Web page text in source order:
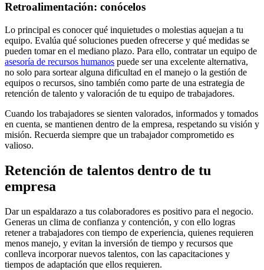
Retroalimentación: conócelos
Lo principal es conocer qué inquietudes o molestias aquejan a tu
equipo. Evalúa qué soluciones pueden ofrecerse y qué medidas se
pueden tomar en el mediano plazo. Para ello, contratar un equipo de
asesoría de recursos humanos puede ser una excelente alternativa,
no solo para sortear alguna dificultad en el manejo o la gestión de
equipos o recursos, sino también como parte de una estrategia de
retención de talento y valoración de tu equipo de trabajadores.
Cuando los trabajadores se sienten valorados, informados y tomados
en cuenta, se mantienen dentro de la empresa, respetando su visión y
misión. Recuerda siempre que un trabajador comprometido es
valioso.
Retención de talentos dentro de tu
empresa
Dar un espaldarazo a tus colaboradores es positivo para el negocio.
Generas un clima de confianza y contención, y con ello logras
retener a trabajadores con tiempo de experiencia, quienes requieren
menos manejo, y evitan la inversión de tiempo y recursos que
conlleva incorporar nuevos talentos, con las capacitaciones y
tiempos de adaptación que ellos requieren.